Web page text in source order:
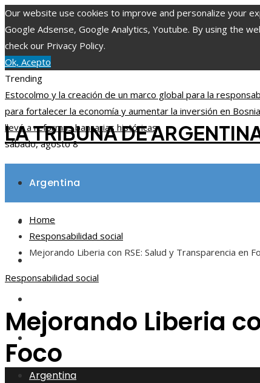
Our website use cookies to improve and personalize your
Google Adsense, Google Analytics, Youtube. By using the
check our Privacy Policy.
Ok, Acepto
Trending
Estocolmo y la creación de un marco global para la
para fortalecer la economía y aumentar la inversión en
llevó a reformas bancarias históricas
sábado, agosto 8
LA TRIBUNA DE
Argentina
Inversiones y negocios
Ciencia y tecnología
Cultura y ocio
Argentina
Home
Responsabilidad social
Mejorando Liberia con RSE: Salud y Transparencia en
Responsabilidad social
Mejorando Liberia
Foco